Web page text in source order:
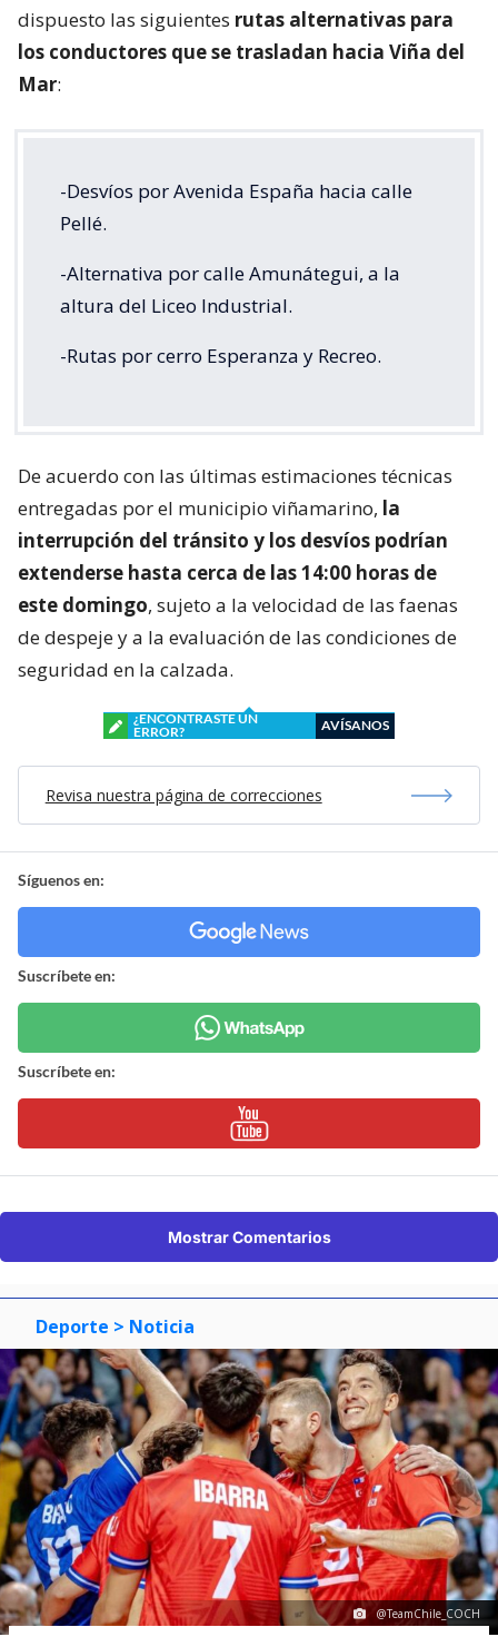
dispuesto las siguientes rutas alternativas para
los conductores que se trasladan hacia Viña del
Mar:
-Desvíos por Avenida España hacia calle
Pellé.
-Alternativa por calle Amunátegui, a la
altura del Liceo Industrial.
-Rutas por cerro Esperanza y Recreo.
De acuerdo con las últimas estimaciones técnicas
entregadas por el municipio viñamarino, la
interrupción del tránsito y los desvíos podrían
extenderse hasta cerca de las 14:00 horas de
este domingo, sujeto a la velocidad de las faenas
de despeje y a la evaluación de las condiciones de
seguridad en la calzada.
¿ENCONTRASTE UN
ERROR?
AVÍSANOS
Revisa nuestra página de correcciones
Síguenos en:
Suscríbete en:
Suscríbete en:
Mostrar Comentarios
Deporte > Noticia
@TeamChile_COCH